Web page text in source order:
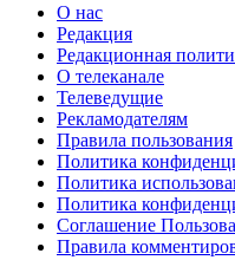
О нас
Редакция
Редакционная
О телеканале
Телеведущие
Рекламодателям
Правила пользования
Политика
Политика
Политика
Соглашение
Правила